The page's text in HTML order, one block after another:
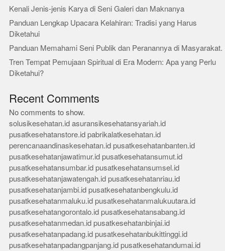
Kenali Jenis-jenis Karya di Seni Galeri dan Maknanya
Panduan Lengkap Upacara Kelahiran: Tradisi yang Harus
Diketahui
Panduan Memahami Seni Publik dan Peranannya di Masyarakat.
Tren Tempat Pemujaan Spiritual di Era Modern: Apa yang Perlu
Diketahui?
Recent Comments
No comments to show.
solusikesehatan.id asuransikesehatansyariah.id
pusatkesehatanstore.id pabrikalatkesehatan.id
perencanaandinaskesehatan.id pusatkesehatanbanten.id
pusatkesehatanjawatimur.id pusatkesehatansumut.id
pusatkesehatansumbar.id pusatkesehatansumsel.id
pusatkesehatanjawatengah.id pusatkesehatanriau.id
pusatkesehatanjambi.id pusatkesehatanbengkulu.id
pusatkesehatanmaluku.id pusatkesehatanmalukuutara.id
pusatkesehatangorontalo.id pusatkesehatansabang.id
pusatkesehatanmedan.id pusatkesehatanbinjai.id
pusatkesehatanpadang.id pusatkesehatanbukittinggi.id
pusatkesehatanpadangpanjang.id pusatkesehatandumai.id